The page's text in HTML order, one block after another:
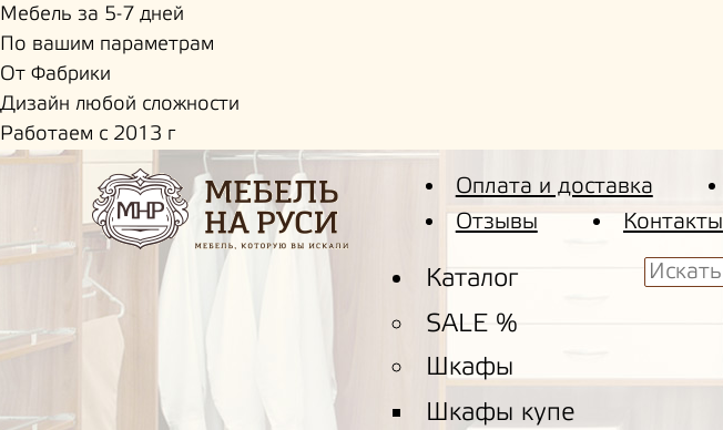
Мебель за 5-7 дней
По вашим параметрам
От Фабрики
Дизайн любой сложности
Работаем с 2013 г
Оплата и доставка
Отзывы
Контакты
Каталог
SALE %
Шкафы
Шкафы купе